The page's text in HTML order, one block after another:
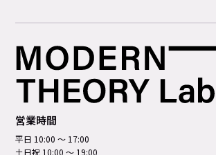
営業時間
平日 10:00 ～ 17:00
土日祝 10:00 ～ 19:00